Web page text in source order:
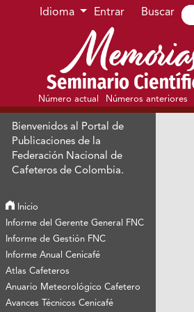
Ir al menú de navegación principal
Ir al contenido principal
Ir al pie de página del sitio
Idioma Entrar Buscar
Número actual Números anteriores
Bienvenidos al Portal de
Publicaciones de la
Federación Nacional de
Cafeteros de Colombia.
Inicio
Informe del Gerente General FNC
Informe de Gestión FNC
Informe Anual Cenicafé
Atlas Cafeteros
Anuario Meteorológico Cafetero
Avances Técnicos Cenicafé